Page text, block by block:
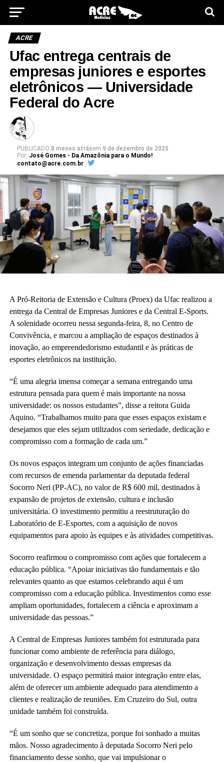
ACRE
Ufac entrega centrais de
empresas juniores e esportes
eletrônicos — Universidade
Federal do Acre
PUBLICADO 8 meses atrásem 9 de dezembro de 2025
Por: José Gomes - Da Amazônia para o Mundo!
contato@acre.com.br
A Pró-Reitoria de Extensão e Cultura (Proex) da Ufac realizou a
entrega da Central de Empresas Juniores e da Central E-Sports.
A solenidade ocorreu nessa segunda-feira, 8, no Centro de
Convivência, e marcou a ampliação de espaços destinados à
inovação, ao empreendedorismo estudantil e às práticas de
esportes eletrônicos na instituição.
“É uma alegria imensa começar a semana entregando uma
estrutura pensada para quem é mais importante na nossa
universidade: os nossos estudantes”, disse a reitora Guida
Aquino. “Trabalhamos muito para que esses espaços existam e
desejamos que eles sejam utilizados com seriedade, dedicação e
compromisso com a formação de cada um.”
Os novos espaços integram um conjunto de ações financiadas
com recursos de emenda parlamentar da deputada federal
Socorro Neri (PP-AC), no valor de R$ 600 mil, destinados à
expansão de projetos de extensão, cultura e inclusão
universitária. O investimento permitiu a reestruturação do
Laboratório de E-Esportes, com a aquisição de novos
equipamentos para apoio às equipes e às atividades competitivas.
Socorro reafirmou o compromisso com ações que fortalecem a
educação pública. “Apoiar iniciativas tão fundamentais e tão
relevantes quanto as que estamos celebrando aqui é um
compromisso com a educação pública. Investimentos como esse
ampliam oportunidades, fortalecem a ciência e aproximam a
universidade das pessoas.”
A Central de Empresas Juniores também foi estruturada para
funcionar como ambiente de referência para diálogo,
organização e desenvolvimento dessas empresas da
universidade. O espaço permitirá maior integração entre elas,
além de oferecer um ambiente adequado para atendimento a
clientes e realização de reuniões. Em Cruzeiro do Sul, outra
unidade também foi construída.
“É um sonho que se concretiza, porque foi sonhado a muitas
mãos. Nosso agradecimento à deputada Socorro Neri pelo
financiamento desse sonho, que vai impulsionar o